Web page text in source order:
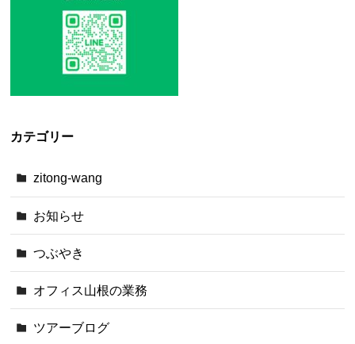
カテゴリー
zitong-wang
お知らせ
つぶやき
オフィス山根の業務
ツアーブログ